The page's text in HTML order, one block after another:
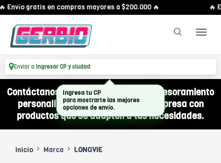
Envío gratis en compras mayores a $200.000 🔥 🔥
Enviar a Ingresar CP y ciudad
Contáctanos por WhatsApp y recibí asesoramiento
personalizado para equipar a tu empresa con
productos que se adapten a tus necesidades.
Inicio Marca LONGVIE
Ingresa tu CP
para mostrarte las mejores
opciones de envío.